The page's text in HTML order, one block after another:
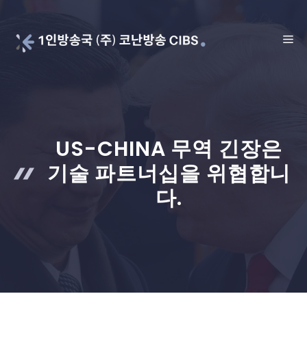
content
US-CHINA 무역 긴장은
기술 파트너십을 위협합니
다.